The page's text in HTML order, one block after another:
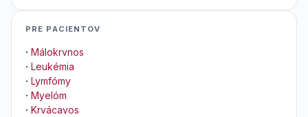
PRE PACIENTOV
· Málokrvnos
· Leukémia
· Lymfómy
· Myelóm
· Krvácavos